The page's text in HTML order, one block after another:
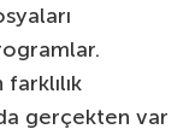
farklılık
gerçekten var